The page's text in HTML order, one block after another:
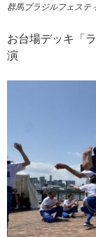
群馬ブラジルフェステ
お台場デッキ「
演